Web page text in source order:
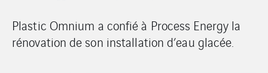
Plastic Omnium a confié à Process Energy la
rénovation de son installation d’eau glacée.